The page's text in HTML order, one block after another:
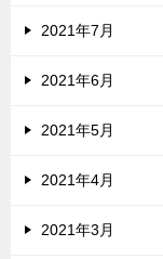
2021年7月
2021年6月
2021年5月
2021年4月
2021年3月